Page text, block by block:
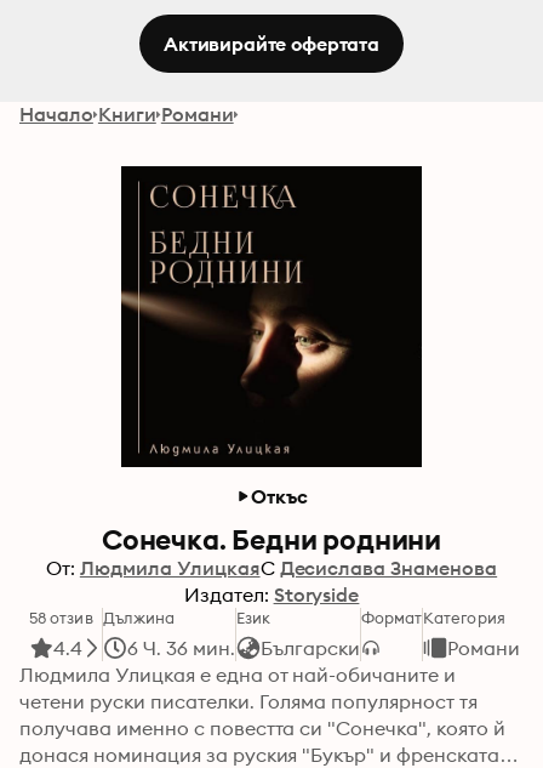
Активирайте офертата
Начало Книги Романи
Откъс
Сонечка. Бедни роднини
От: Людмила УлицкаяС Десислава Знаменова
Издател: Storyside
58 отзив
4.4
Дължина
6 Ч. 36 мин.
Език
Български
ФорматКатегория
Романи
Людмила Улицкая е една от най-обичаните и
четени руски писателки. Голяма популярност тя
получава именно с повестта си "Сонечка", която й
донася номинация за руския "Букър" и френската